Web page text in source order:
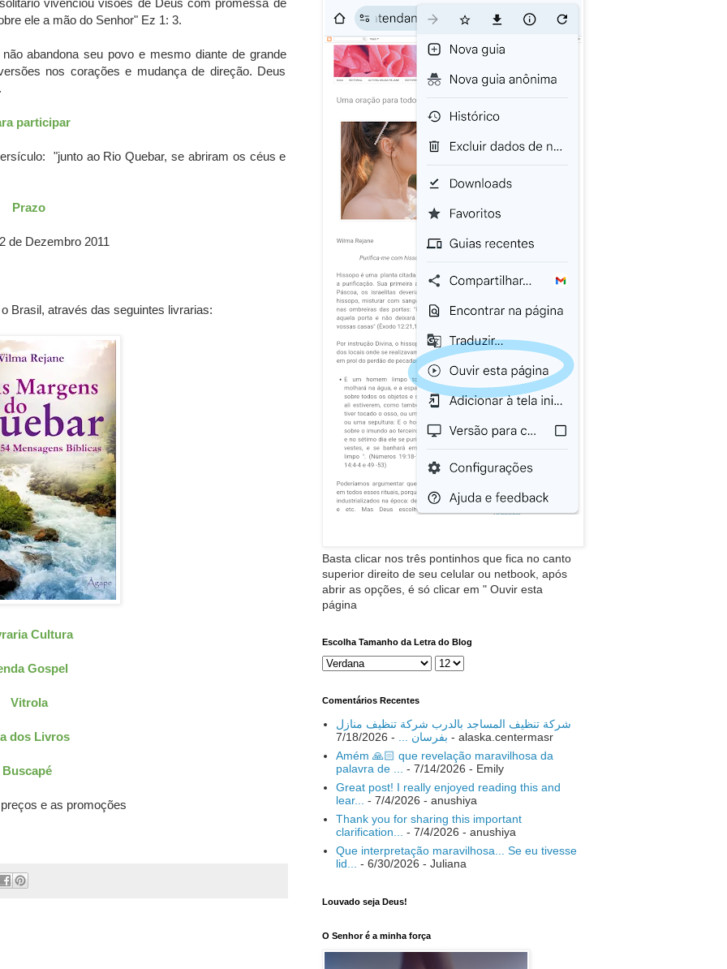
ele a mão do Senhor" Ez 1: 3.
abandona seu povo e mesmo diante de grande
nos corações e mudança de direção. Deus
participar
"junto ao Rio Quebar, se abriram os céus e
Prazo
de Dezembro 2011
Brasil, através das seguintes livrarias:
Cultura
Gospel
Vitrola
dos Livros
Buscapé
e as promoções
Basta clicar nos três pontinhos que fica no canto
superior direito de seu celular ou netbook, após
abrir as opções, é só clicar em " Ouvir esta
página
Escolha Tamanho da Letra do Blog
Comentários Recentes
شركة تنظيف المساجد بالدرب شركة تنظيف منازل
بفرسان ...
- 7/18/2026
- alaska.centermasr
Amém 🙏🏻 que revelação maravilhosa da
palavra de ...
- 7/14/2026 - Emily
Great post! I really enjoyed reading this and
lear...
- 7/4/2026 - anushiya
Thank you for sharing this important
clarification...
- 7/4/2026 - anushiya
Que interpretação maravilhosa... Se eu tivesse
lid...
- 6/30/2026 - Juliana
Louvado seja Deus!
O Senhor é a minha força